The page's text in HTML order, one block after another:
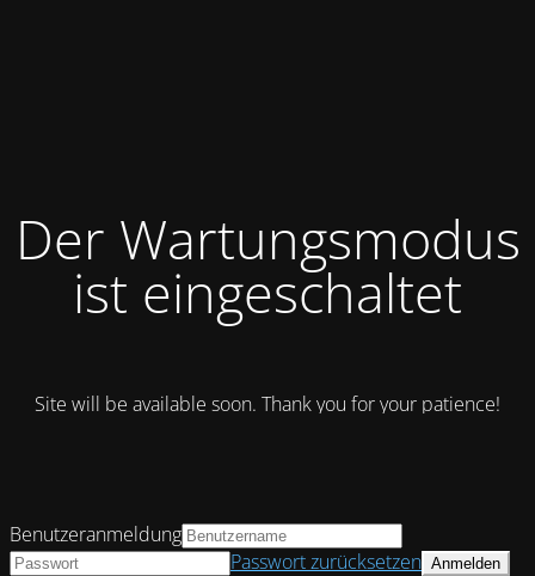
Der Wartungsmodus
ist eingeschaltet
Site will be available soon. Thank you for your patience!
Benutzeranmeldung
Passwort zurücksetzen